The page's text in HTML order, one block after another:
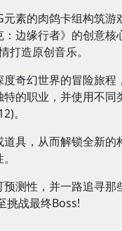
素的肉鸽卡组构筑游
边缘行者》的创意核
打造原创音乐。
奇幻世界的冒险旅程
的职业，并使用不同
。
具，从而解锁全新的
测性，并一路追寻那
挑战最终Boss!